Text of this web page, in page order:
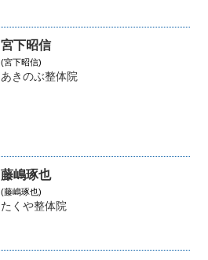
宮下昭信
(宮下昭信)
あきのぶ整体院
藤嶋琢也
(藤嶋琢也)
たくや整体院